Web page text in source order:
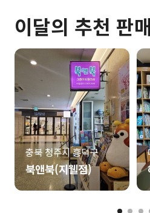
이달의 추천 판
충북 청주시 흥덕구
북앤북(지웰점)